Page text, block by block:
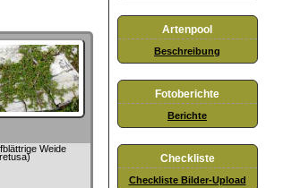
Weide
Artenpool
Beschreibung
Fotoberichte
Berichte
Checkliste
Checkliste Bilder-Upload